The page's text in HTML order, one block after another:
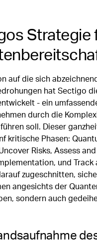
Strategie
auf die sich
hat Sectigo die
- ein
durch die
führen soll. Dieser
kritische Phasen:
Risks, Assess
und Track
zugeschnitten,
angesichts der
sondern auch